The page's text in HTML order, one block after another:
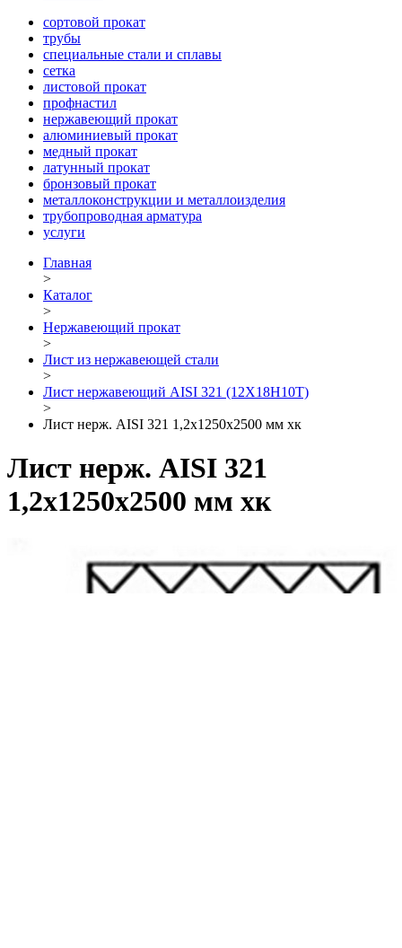
сортовой прокат
трубы
специальные стали и сплавы
сетка
листовой прокат
профнастил
нержавеющий прокат
алюминиевый прокат
медный прокат
латунный прокат
бронзовый прокат
металлоконструкции и металлоизделия
трубопроводная арматура
услуги
Главная
>
Каталог
>
Нержавеющий прокат
>
Лист из нержавеющей стали
>
Лист нержавеющий AISI 321 (12Х18Н10Т)
>
Лист нерж. AISI 321 1,2х1250х2500 мм хк
Лист нерж. AISI 321
1,2х1250х2500 мм хк